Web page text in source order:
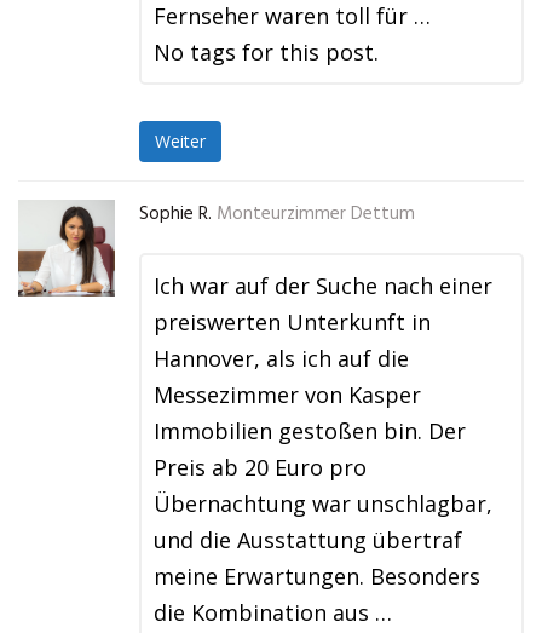
Fernseher waren toll für …
No tags for this post.
Weiter
Sophie R. Monteurzimmer Dettum
Ich war auf der Suche nach einer
preiswerten Unterkunft in
Hannover, als ich auf die
Messezimmer von Kasper
Immobilien gestoßen bin. Der
Preis ab 20 Euro pro
Übernachtung war unschlagbar,
und die Ausstattung übertraf
meine Erwartungen. Besonders
die Kombination aus …